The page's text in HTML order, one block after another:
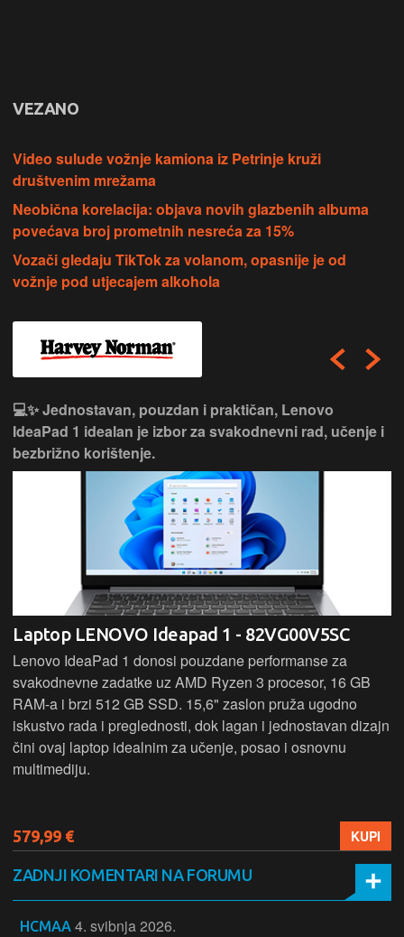
VEZANO
Video sulude vožnje kamiona iz Petrinje kruži
društvenim mrežama
Neobična korelacija: objava novih glazbenih albuma
povećava broj prometnih nesreća za 15%
Vozači gledaju TikTok za volanom, opasnije je od
vožnje pod utjecajem alkohola
💻✨ Jednostavan, pouzdan i praktičan, Lenovo
IdeaPad 1 idealan je izbor za svakodnevni rad, učenje i
bezbrižno korištenje.
Laptop LENOVO Ideapad 1 - 82VG00V5SC
Lenovo IdeaPad 1 donosi pouzdane performanse za
svakodnevne zadatke uz AMD Ryzen 3 procesor, 16 GB
RAM-a i brzi 512 GB SSD. 15,6" zaslon pruža ugodno
iskustvo rada i preglednosti, dok lagan i jednostavan dizajn
čini ovaj laptop idealnim za učenje, posao i osnovnu
multimediju.
579,99 € KUPI
ZADNJI KOMENTARI NA FORUMU
HCMAA 4. svibnja 2026.